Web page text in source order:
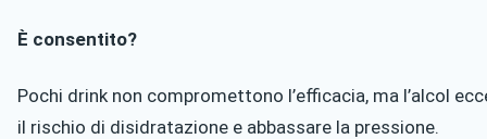
È consentito?
Pochi drink non compromettono l’efficacia, ma l’alcol
il rischio di disidratazione e abbassare la pressione.